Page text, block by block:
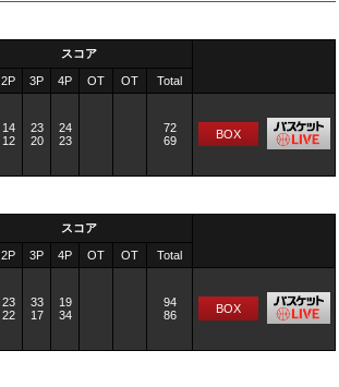
スコア
2P 3P 4P OT OT Total
14
12
23
20
24
23
72
69
BOX
スコア
2P 3P 4P OT OT Total
23
22
33
17
19
34
94
86
BOX